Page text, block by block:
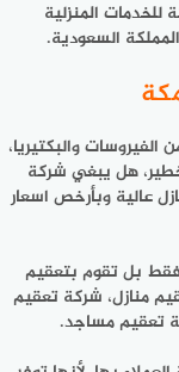
للخدمات المنزلية
السعودية.
والبكتيريا،
هل يبغي شركة
عالية وبأرخص اسعار
بل تقوم بتعقيم
منازل، شركة تعقيم
تعقيم مساجد.